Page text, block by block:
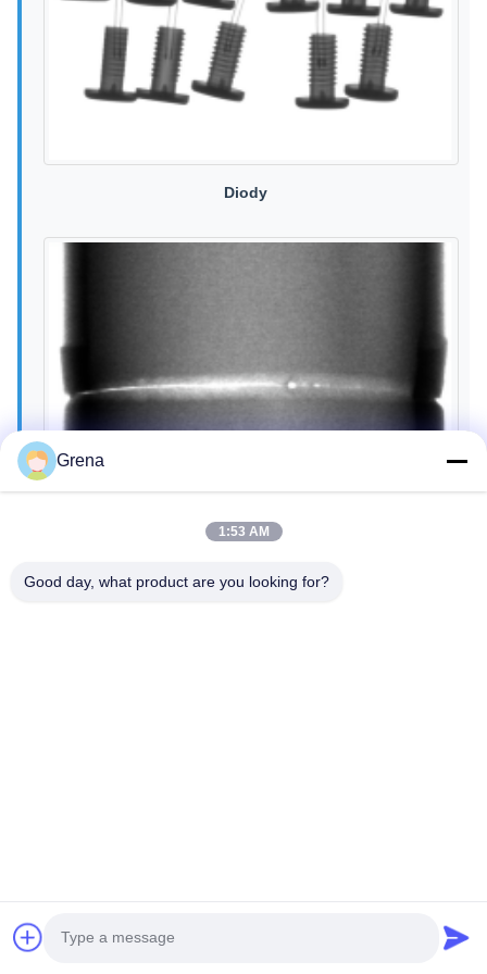
Diody
Grena
1:53 AM
Good day, what product are you looking for?